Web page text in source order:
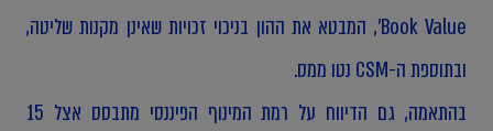
Book Value', המבטא את ההון בניכוי זכויות שאינן מקנות שליטה,
ובתוספת ה-CSM נטו ממס.
בהתאמה, גם הדיווח על רמת המינוף הפיננסי מתבסס אצל 15